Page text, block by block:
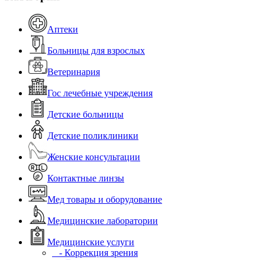
Аптеки
Больницы для взрослых
Ветеринария
Гос лечебные учреждения
Детские больницы
Детские поликлиники
Женские консультации
Контактные линзы
Мед товары и оборудование
Медицинские лаборатории
Медицинские услуги
- Коррекция зрения